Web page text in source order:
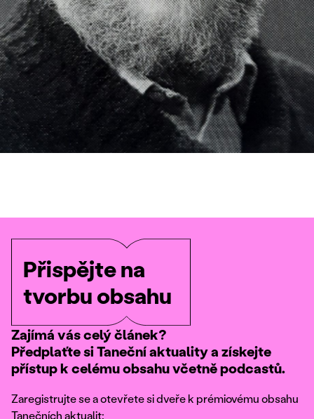
Přispějte na
tvorbu obsahu
Zajímá vás celý článek?
Předplaťte si Taneční aktuality a získejte
přístup k celému obsahu včetně podcastů.
Zaregistrujte se a otevřete si dveře k prémiovému obsahu
Tanečních aktualit: